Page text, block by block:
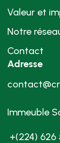
Valeur et
Notre
Contact
Adresse
Immeuble
+(224) 626